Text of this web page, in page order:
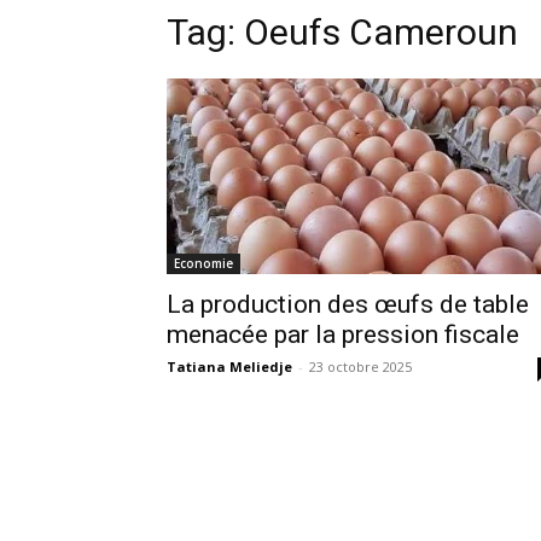
Tag: Oeufs Cameroun
Economie
La production des œufs de table
menacée par la pression fiscale
Tatiana Meliedje - 23 octobre 2025